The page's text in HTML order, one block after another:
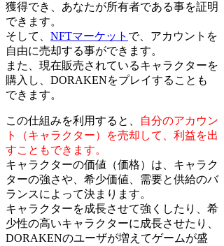
獲得でき、あなたが所有者である事を証明
できます。
そして、 NFTマーケット で、アカウントを
自由に売却する事ができます。
また、現在販売されているキャラクターを
購入し、DORAKENをプレイすることも
できます。
この仕組みを利用すると、
自分のアカウン
ト（キャラクター）を売却して、利益を出
すこともできます。
キャラクターの価値（価格）は、キャラク
ターの強さや、希少価値、需要と供給のバ
ランスによって決まります。
キャラクターを成長させて強くしたり、希
少性の高いキャラクターに成長させたり、
DORAKENのユーザが増えてゲームが盛